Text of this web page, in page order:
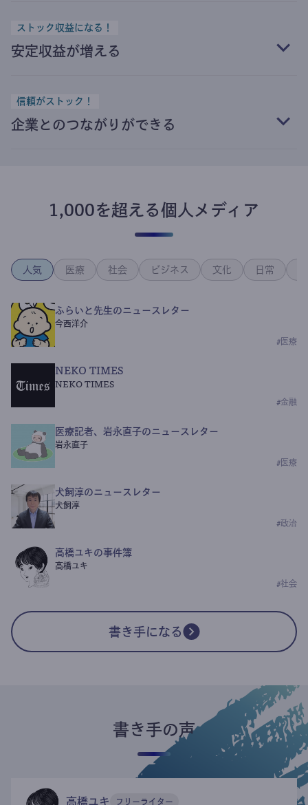
ストック収益になる！
安定収益が増える
信頼がストック！
企業とのつながりができる
1,000を超える個人メディア
人気 医療 社会 ビジネス 文化 日常
ふらいと先生のニュースレター
今西洋介
# 医療
NEKO TIMES
NEKO TIMES
#金融
医療記者、岩永直子のニュースレター
岩永直子
# 医療
犬飼淳のニュースレター
犬飼淳
#政治
高橋ユキの事件簿
高橋ユキ
#社会
書き手になる
書き手の声
高橋ユキ フリーライター